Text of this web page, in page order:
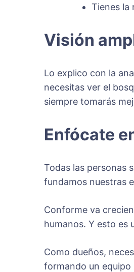
Tienes la
Visión
Lo explico con la
necesitas ver el
siempre tomarás
Enfócate
Todas las personas
fundamos nuestras
Conforme va
humanos. Y esto es
Como dueños,
formando un equipo